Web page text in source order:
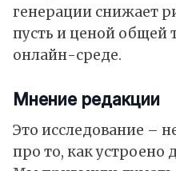
генерации снижает
пусть и ценой общей
онлайн-среде.
Мнение редакции
Это исследование –
про то, как устроено